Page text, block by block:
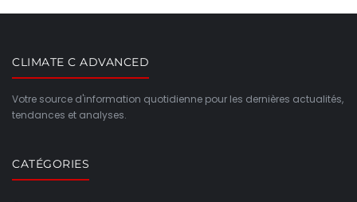
CLIMATE C ADVANCED
Votre source d'information quotidienne pour les dernières actualités,
tendances et analyses.
CATÉGORIES